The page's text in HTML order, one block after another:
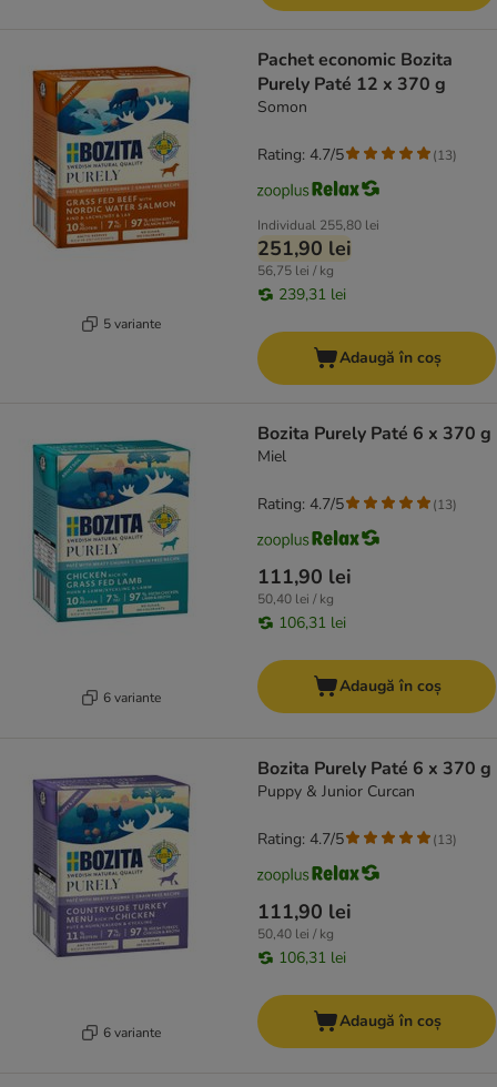
5 variante
Pachet economic Bozita
Purely Paté 12 x 370 g
Somon
Individual 255,80 lei
251,90 lei
56,75 lei / kg
239,31 lei
Rating: 4.7/5 (13)
Adaugă în coș
6 variante
Bozita Purely Paté 6 x 370 g
Miel
111,90 lei
50,40 lei / kg
106,31 lei
Rating: 4.7/5 (13)
Adaugă în coș
6 variante
Bozita Purely Paté 6 x 370 g
Puppy & Junior Curcan
111,90 lei
50,40 lei / kg
106,31 lei
Rating: 4.7/5 (13)
Adaugă în coș